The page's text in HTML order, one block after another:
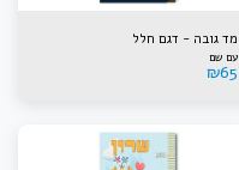
מד גובה - דגם חלל
עם שם
₪65